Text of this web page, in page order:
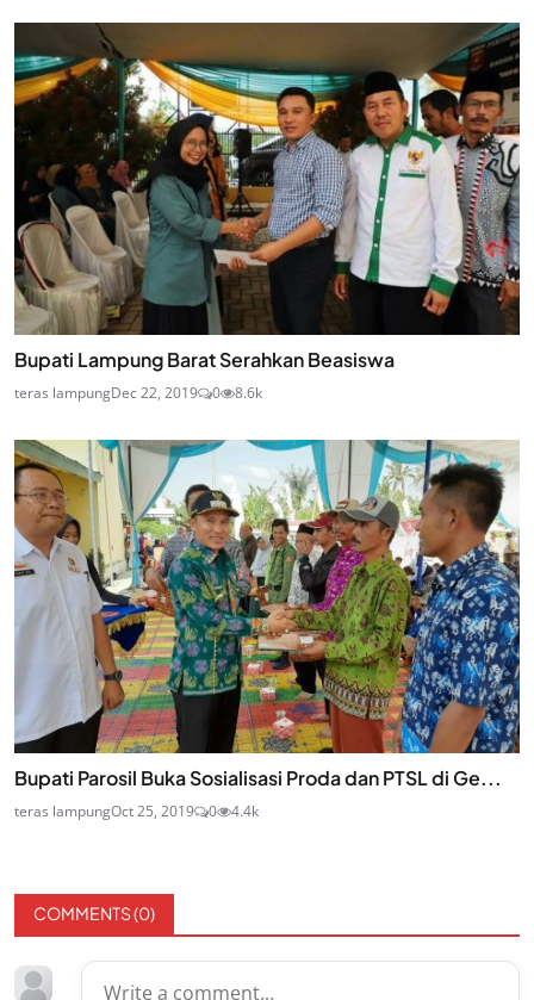
Bupati Lampung Barat Serahkan Beasiswa
teras lampungDec 22, 2019 0 8.6k
Bupati Parosil Buka Sosialisasi Proda dan PTSL di Ge...
teras lampungOct 25, 2019 0 4.4k
COMMENTS (0)